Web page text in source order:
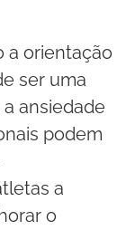
a orientação
ser uma
ansiedade
podem
a
o